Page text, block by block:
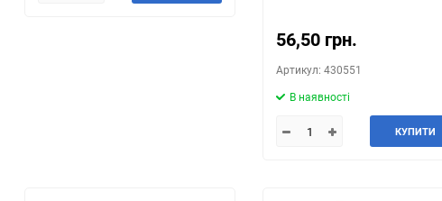
56,50 грн.
Артикул: 430551
В наявності
КУПИТИ